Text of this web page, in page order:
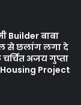
Builder बाबा
से छलांग लगा दे
अजय गुप्ता
Project